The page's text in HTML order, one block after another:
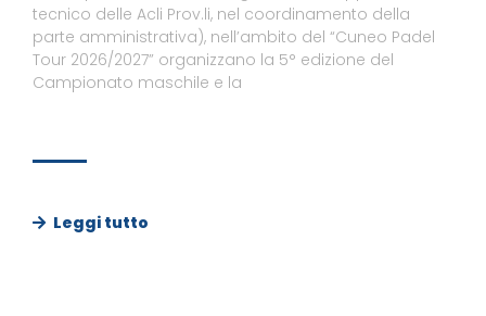
tecnico delle Acli Prov.li, nel coordinamento della
parte amministrativa), nell’ambito del “Cuneo Padel
Tour 2026/2027” organizzano la 5° edizione del
Campionato maschile e la
Leggi tutto